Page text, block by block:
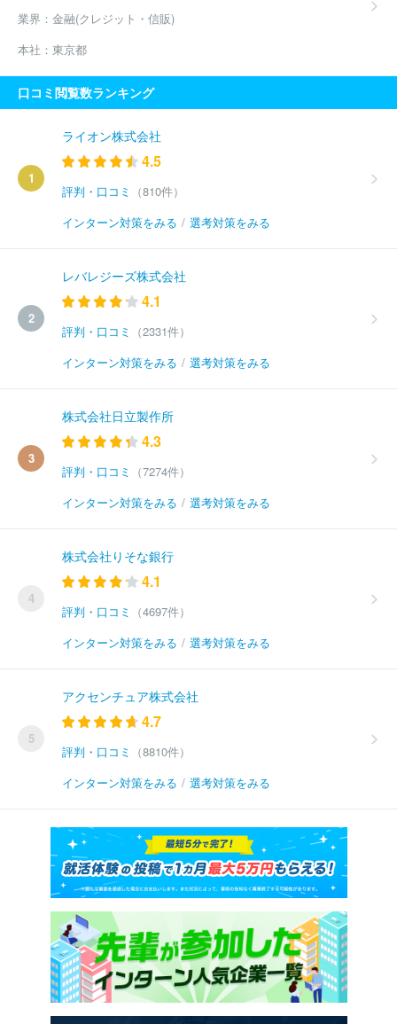
業界： 金融(クレジット・信販)
本社： 東京都
口コミ閲覧数ランキング
1
ライオン株式会社
4.5
評判・口コミ
（810件）
インターン対策をみる / 選考対策をみる
2
レバレジーズ株式会社
4.1
評判・口コミ
（2331件）
インターン対策をみる / 選考対策をみる
3
株式会社日立製作所
4.3
評判・口コミ
（7274件）
インターン対策をみる / 選考対策をみる
4
株式会社りそな銀行
4.1
評判・口コミ
（4697件）
インターン対策をみる / 選考対策をみる
5
アクセンチュア株式会社
4.7
評判・口コミ
（8810件）
インターン対策をみる / 選考対策をみる